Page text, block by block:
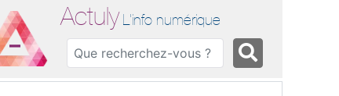
Actuly L'info numérique